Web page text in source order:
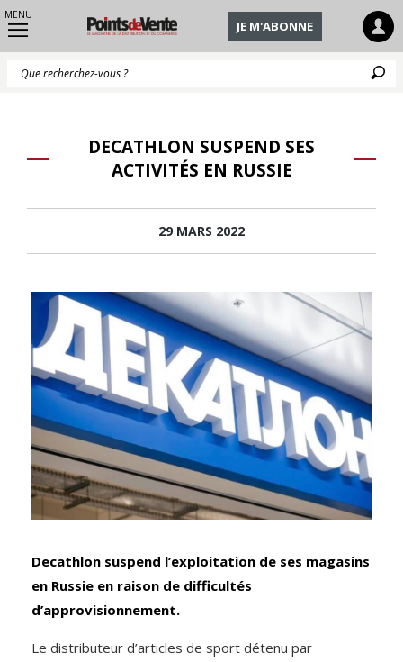
MENU
JE M'ABONNE
DECATHLON SUSPEND SES
ACTIVITÉS EN RUSSIE
29 MARS 2022
Decathlon suspend l’exploitation de ses magasins
en Russie en raison de difficultés
d’approvisionnement.
Le distributeur d’articles de sport détenu par